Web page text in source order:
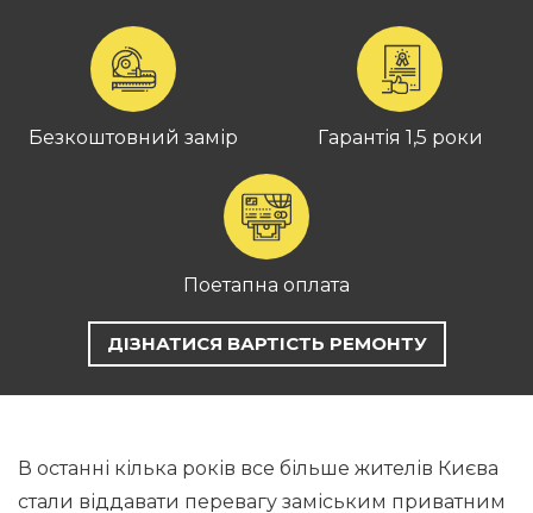
Безкоштовний замір Гарантія 1,5 роки
Поетапна оплата
ДІЗНАТИСЯ ВАРТІСТЬ РЕМОНТУ
В останні кілька років все більше жителів Києва
стали віддавати перевагу заміським приватним